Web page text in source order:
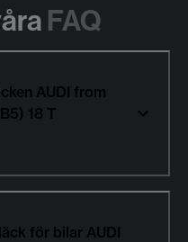
FAQ
AUDI from
18 T
för bilar AUDI